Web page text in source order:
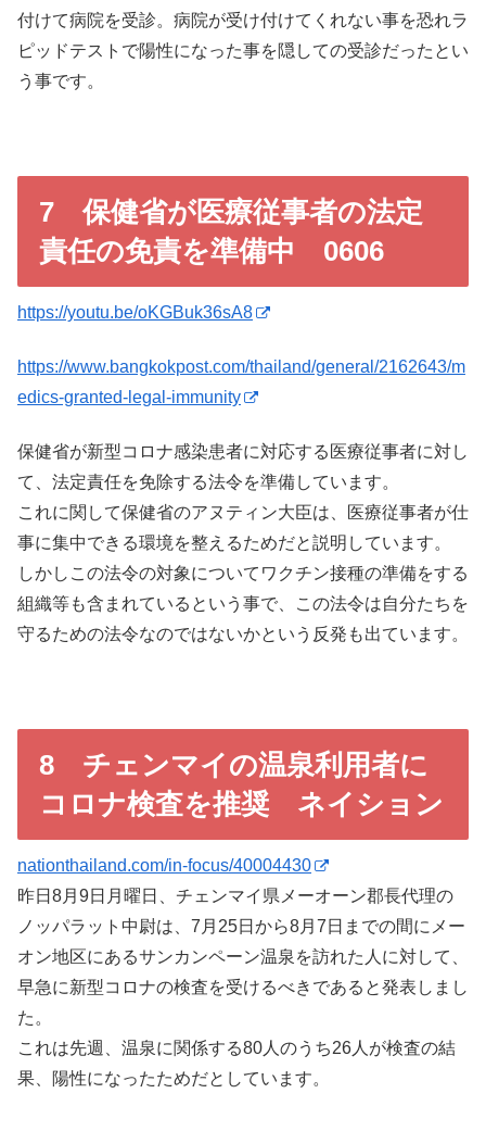
付けて病院を受診。病院が受け付けてくれない事を恐れラ
ピッドテストで陽性になった事を隠しての受診だったとい
う事です。
7 保健省が医療従事者の法定
責任の免責を準備中 0606
https://youtu.be/oKGBuk36sA8
https://www.bangkokpost.com/thailand/general/2162643/m
edics-granted-legal-immunity
保健省が新型コロナ感染患者に対応する医療従事者に対し
て、法定責任を免除する法令を準備しています。
これに関して保健省のアヌティン大臣は、医療従事者が仕
事に集中できる環境を整えるためだと説明しています。
しかしこの法令の対象についてワクチン接種の準備をする
組織等も含まれているという事で、この法令は自分たちを
守るための法令なのではないかという反発も出ています。
8 チェンマイの温泉利用者に
コロナ検査を推奨 ネイション
nationthailand.com/in-focus/40004430
昨日8月9日月曜日、チェンマイ県メーオーン郡長代理の
ノッパラット中尉は、7月25日から8月7日までの間にメー
オン地区にあるサンカンペーン温泉を訪れた人に対して、
早急に新型コロナの検査を受けるべきであると発表しまし
た。
これは先週、温泉に関係する80人のうち26人が検査の結
果、陽性になったためだとしています。